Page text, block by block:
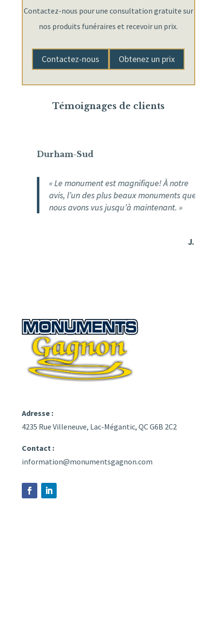
Contactez-nous pour une consultation gratuite sur
nos produits funéraires et recevoir un prix.
Contactez-nous Obtenez un prix
Témoignages de clients
Durham-Sud
« Le monument est magnifique! À notre
avis, l’un des plus beaux monuments que
nous avons vus jusqu’à maintenant. »
J. H.
Adresse :
4235 Rue Villeneuve, Lac-Mégantic, QC G6B 2C2
Contact :
information@monumentsgagnon.com